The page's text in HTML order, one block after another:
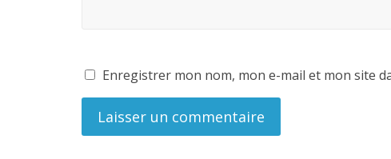
Enregistrer mon nom, mon e-mail et mon site